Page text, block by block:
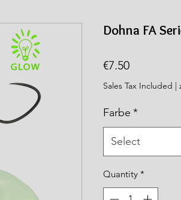
Dohna FA
€7.50Price
Sales Tax Included |
Farbe *
Select
Quantity *